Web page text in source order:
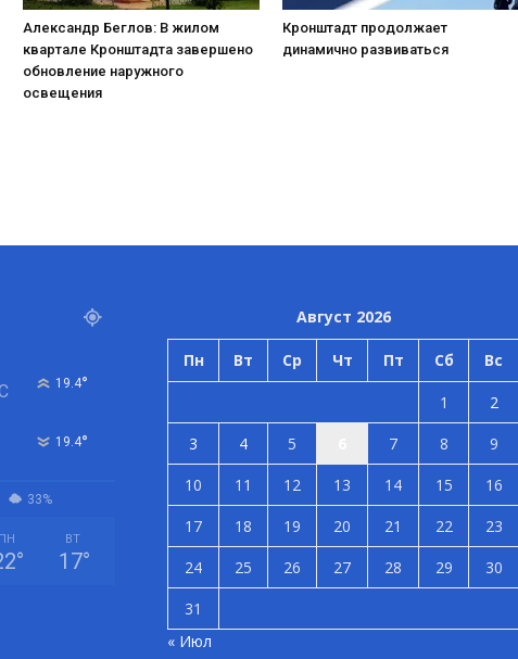
Александр Беглов: В жилом
квартале Кронштадта завершено
обновление наружного
освещения
Кронштадт продолжает
динамично развиваться
19.4°
19.4°
33%
ПН
°
ВТ
17°
Август 2026
Пн Вт Ср Чт Пт Сб Вс
1
2
3
4 5 7 8
9
10
11 12 13 14 15
16
17
18 19 20 21 22
23
24
25 26 27 28 29
30
31
« Июл